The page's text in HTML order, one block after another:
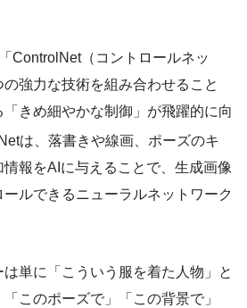
ControlNet（コントロールネッ
の強力な技術を組み合わせること
きめ細やかな制御」が飛躍的に向
は、落書きや線画、ポーズのキ
報をAIに与えることで、生成画像
ルできるニューラルネットワーク
単に「こういう服を着た人物」と
このポーズで」「この背景で」